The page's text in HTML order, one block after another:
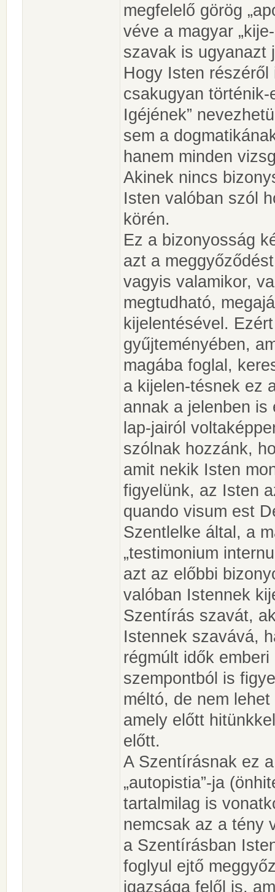
megfelelő görög
véve a magyar
szavak is ugyanazt
Hogy Isten
csakugyan
Igéjének”
sem a
hanem minden
Akinek nincs
Isten valóban szól
körén.
Ez a bizonyosság
azt a
vagyis valamikor,
megtudható,
kijelentésével.
gyűjteményében,
magába foglal,
a kijelen-tésnek ez
annak a jelenben
lap-jairól
szólnak hozzánk,
amit nekik Isten
figyelünk, az Isten
quando visum est
Szentlelke által, a
„testimonium
azt az előbbi
valóban Istennek
Szentírás szavát,
Istennek szavává,
régmúlt idők
szempontból is
méltó, de nem
amely előtt
előtt.
A Szentírásnak ez
„autopistia”-ja
tartalmilag is
nemcsak az a tény
a Szentírásban
foglyul ejtő
igazsága felől is,